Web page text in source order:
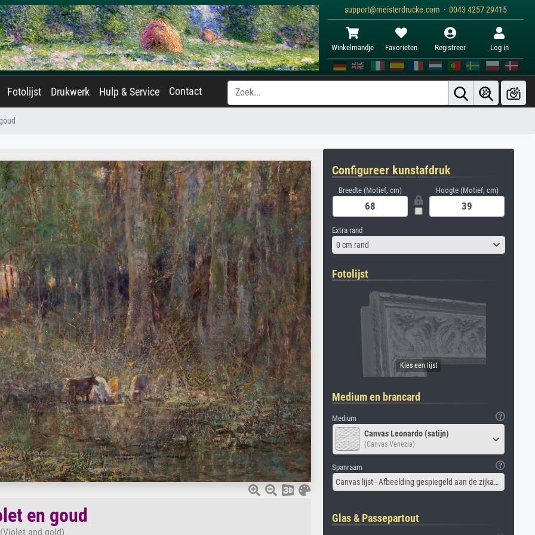
support@meisterdrucke.com · 0043 4257 29415
Winkelmandje Favorieten Registreer Log in
Fotolijst Drukwerk Hulp & Service Contact
en goud
(Violet and gold)
Configureer kunstafdruk
Breedte (Motief, cm) Hoogte (Motief, cm)
Extra rand
0 cm rand
Fotolijst
Medium en brancard
Medium
Canvas Leonardo (satijn)
(Canvas Venezia)
Spanraam
Canvas lijst - Afbeelding gespiegeld aan de zijkant
Glas & Passepartout